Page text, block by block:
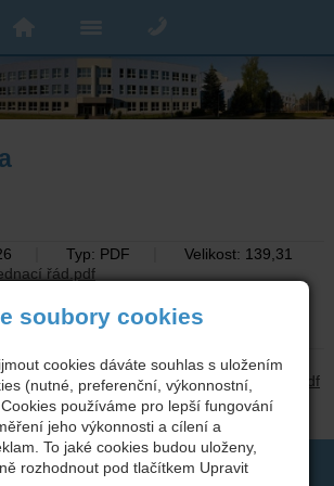
Typ: PDF
Velikost: 139,31
řád.pdf
rady-01-01-2026-USN-c.pdf
| Typ: PDF |
Velikost: 100,02
rad-skolske-rady-01-01-2026-USN-c.pdf
soubory cookies
cookies dáváte souhlas s uložením
(nutné, preferenční, výkonnostní,
používáme pro lepší fungování
jeho výkonnosti a cílení a
To jaké cookies budou uloženy,
rozhodnout pod tlačítkem Upravit